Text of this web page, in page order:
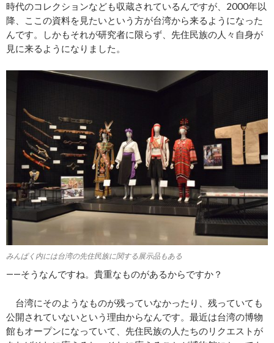
時代のコレクションなども収蔵されているんですが、2000年以
降、ここの資料を見たいという方が台湾から来るようになった
んです。しかもそれが研究者に限らず、先住民族の人々自身が
見に来るようになりました。
みんぱく内には台湾の先住民族に関する展示品もある
――そうなんですね。貴重なものがあるからですか？
台湾にそのようなものが残っていなかったり、残っていても
公開されていないという理由からなんです。最近は台湾の博物
館もオープンになっていて、先住民族の人たちのリクエストが